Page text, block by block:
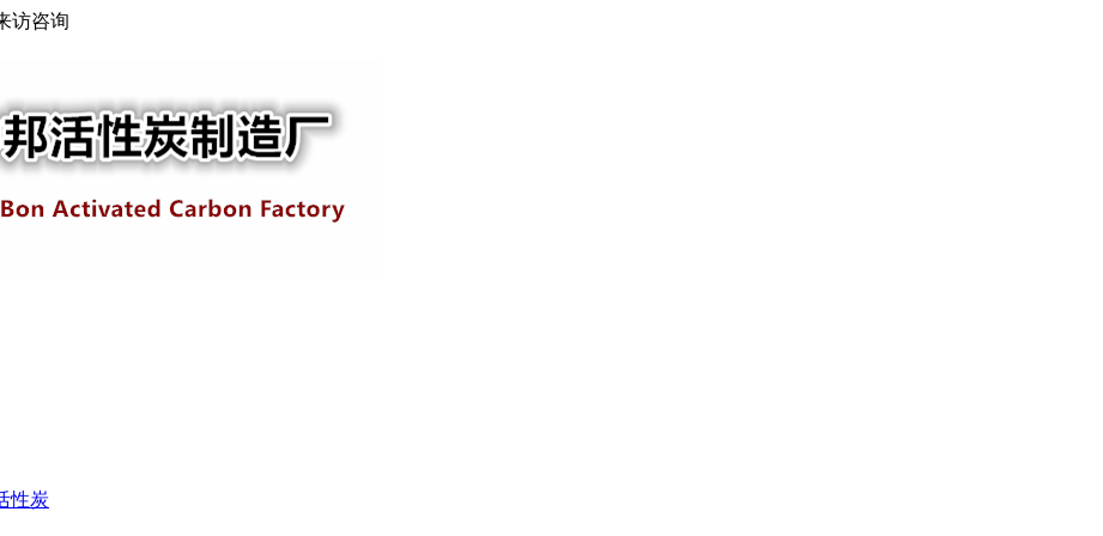
访咨询
性炭